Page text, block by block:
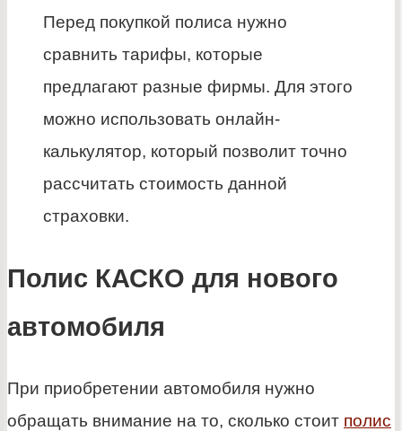
Перед покупкой полиса нужно
сравнить тарифы, которые
предлагают разные фирмы. Для этого
можно использовать онлайн-
калькулятор, который позволит точно
рассчитать стоимость данной
страховки.
Полис КАСКО для нового
автомобиля
При приобретении автомобиля нужно
обращать внимание на то, сколько стоит полис